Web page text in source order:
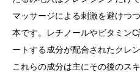
マッサージによる刺激を避けつ
本です。レチノールやビタミン
ートする成分が配合されたクレ
これらの成分は主にその後のス